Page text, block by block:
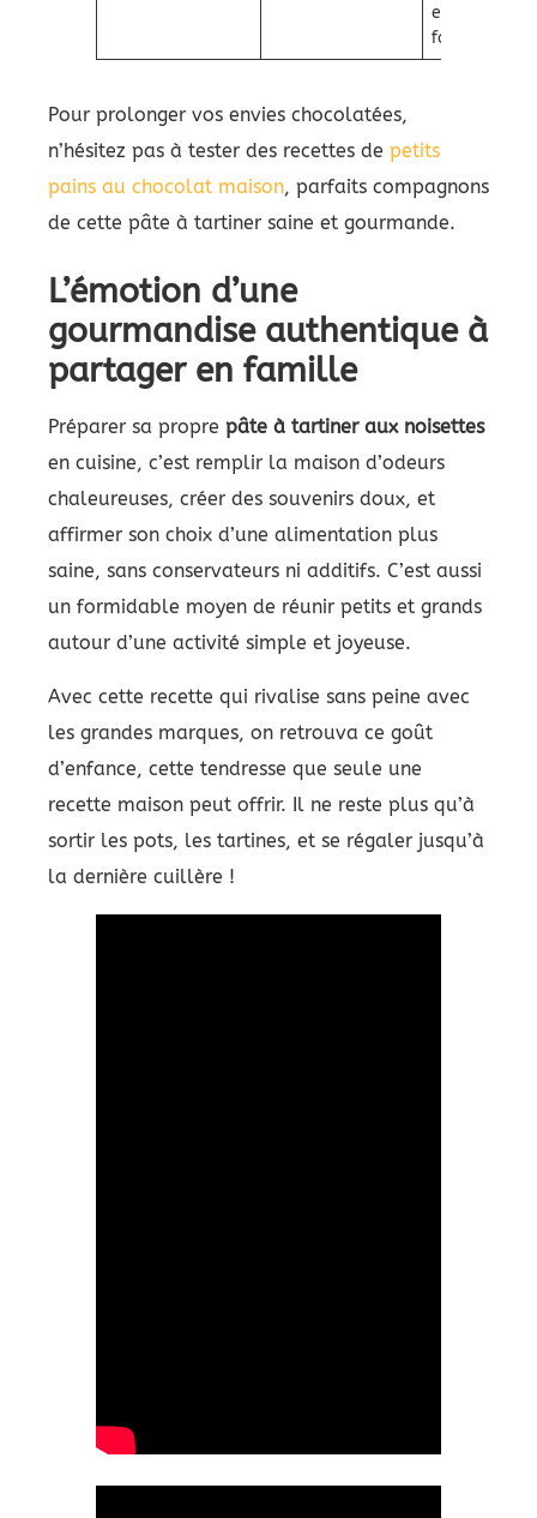
en
famille
Pour prolonger vos envies chocolatées,
n’hésitez pas à tester des recettes de petits
pains au chocolat maison, parfaits compagnons
de cette pâte à tartiner saine et gourmande.
L’émotion d’une
gourmandise authentique à
partager en famille
Préparer sa propre pâte à tartiner aux noisettes
en cuisine, c’est remplir la maison d’odeurs
chaleureuses, créer des souvenirs doux, et
affirmer son choix d’une alimentation plus
saine, sans conservateurs ni additifs. C’est aussi
un formidable moyen de réunir petits et grands
autour d’une activité simple et joyeuse.
Avec cette recette qui rivalise sans peine avec
les grandes marques, on retrouva ce goût
d’enfance, cette tendresse que seule une
recette maison peut offrir. Il ne reste plus qu’à
sortir les pots, les tartines, et se régaler jusqu’à
la dernière cuillère !